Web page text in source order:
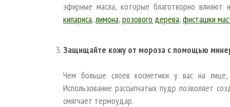
эфирные масла, которые благотворно
кипариса,лимона,розового дерева,фисташки
Защищайте кожу от мороза с помощью
Чем больше слоев косметики у вас на
Использование рассыпчатых пудр позволяет
смягчает термоудар.